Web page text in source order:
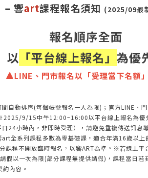
– 響art課程報名須知 (2025/09最
報名順序全面
以 「平台線上報名」 為優
🔺LINE、門市報名以「受理當下名額
自動排序(每個帳號報名一人為限)；官方LINE、
9/15中午12:00~16:00以平台線上報名為
24小時內，非即時受理），請避免重複傳送訊
全系列課程多數為零基礎課，適合年滿16歲以
程不開放臨時報名，以響ART為準。※若線上
假以一次為限(部分課程無提供請假)，課程當日
內容。